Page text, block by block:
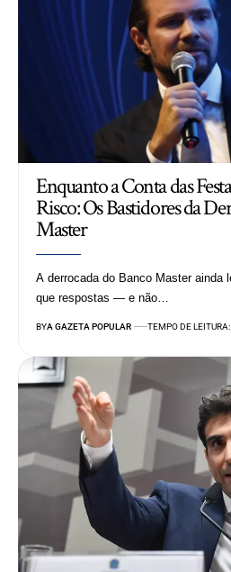
Enquanto a Conta das
Risco: Os Bastidores da
Master
A derrocada do Banco Master ainda
que respostas — e não…
BYA GAZETA POPULAR TEMPO DE